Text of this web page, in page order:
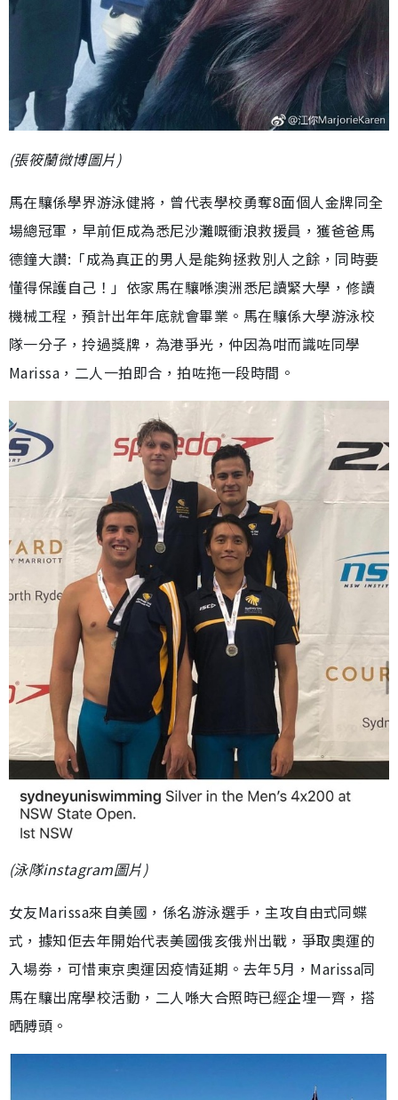
(張筱蘭微博圖片)
馬在驤係學界游泳健將，曾代表學校勇奪8面個人金牌同全
場總冠軍，早前佢成為悉尼沙灘嘅衝浪救援員，獲爸爸馬
德鐘大讚:「成為真正的男人是能夠拯救別人之餘，同時要
懂得保護自己！」依家馬在驤喺澳洲悉尼讀緊大學，修讀
機械工程，預計出年年底就會畢業。馬在驤係大學游泳校
隊一分子，拎過獎牌，為港爭光，仲因為咁而識咗同學
Marissa，二人一拍即合，拍咗拖一段時間。
(泳隊instagram圖片)
女友Marissa來自美國，係名游泳選手，主攻自由式同蝶
式，據知佢去年開始代表美國俄亥俄州出戰，爭取奧運的
入場劵，可惜東京奧運因疫情延期。去年5月，Marissa同
馬在驤出席學校活動，二人喺大合照時已經企埋一齊，搭
晒膊頭。